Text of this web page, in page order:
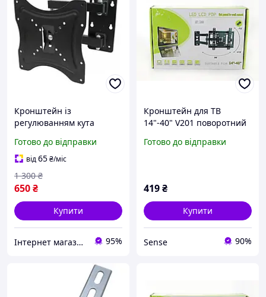
Кронштейн із
регулюванням кута
телевізора на стіну vesa
200x200 до 35 кг
Готово до відправки
від65₴/міс
650₴
1 300 ₴
Купити
Інтернет магазин «Smart Life» 95%
Кронштейн для ТВ
14"-40" V201 поворотний
телевізора, кріплення з
Готово до відправки
419₴
Купити
Sense 90%